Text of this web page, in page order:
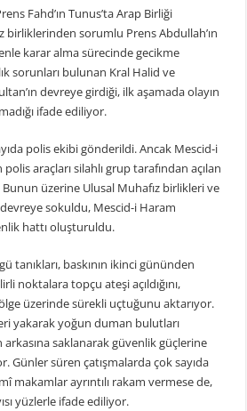
Fahd’ın Tunus’ta Arap Birliği
birliklerinden sorumlu Prens Abdullah’ın
karar alma sürecinde gecikme
sorunları bulunan Kral Halid ve
devreye girdiği, ilk aşamada olayın
ifade ediliyor.
polis ekibi gönderildi. Ancak Mescid-i
araçları silahlı grup tarafından açılan
üzerine Ulusal Muhafız birlikleri ve
sokuldu, Mescid-i Haram
hattı oluşturuldu.
tanıkları, baskının ikinci gününden
noktalara topçu ateşi açıldığını,
üzerinde sürekli uçtuğunu aktarıyor.
yakarak yoğun duman bulutları
saklanarak güvenlik güçlerine
Günler süren çatışmalarda çok sayıda
makamlar ayrıntılı rakam vermese de,
yüzlerle ifade ediliyor.